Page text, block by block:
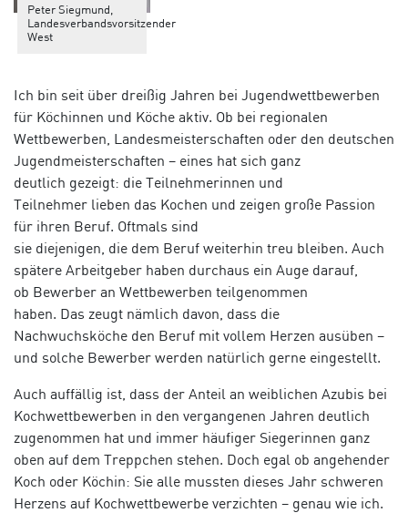
Peter Siegmund,
Landesverbandsvorsitzender
West
Ich bin seit über dreißig Jahren bei Jugendwettbewerben
für Köchinnen und Köche aktiv. Ob bei regionalen
Wettbewerben, Landesmeisterschaften oder den deutschen
Jugendmeisterschaften – eines hat sich ganz
deutlich gezeigt: die Teilnehmerinnen und
Teilnehmer lieben das Kochen und zeigen große Passion
für ihren Beruf. Oftmals sind
sie diejenigen, die dem Beruf weiterhin treu bleiben. Auch
spätere Arbeitgeber haben durchaus ein Auge darauf,
ob Bewerber an Wettbewerben teilgenommen
haben. Das zeugt nämlich davon, dass die
Nachwuchsköche den Beruf mit vollem Herzen ausüben –
und solche Bewerber werden natürlich gerne eingestellt.
Auch auffällig ist, dass der Anteil an weiblichen Azubis bei
Kochwettbewerben in den vergangenen Jahren deutlich
zugenommen hat und immer häufiger Siegerinnen ganz
oben auf dem Treppchen stehen. Doch egal ob angehender
Koch oder Köchin: Sie alle mussten dieses Jahr schweren
Herzens auf Kochwettbewerbe verzichten – genau wie ich.